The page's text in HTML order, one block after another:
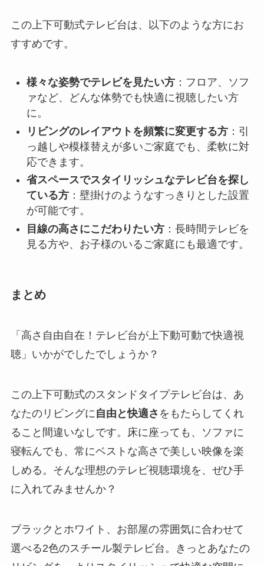
この上下可動式テレビ台は、以下のような方にお
すすめです。
様々な姿勢でテレビを見たい方：フロア、ソフ
ァなど、どんな体勢でも快適に視聴したい方
に。
リビングのレイアウトを頻繁に変更する方：引
っ越しや模様替えが多いご家庭でも、柔軟に対
応できます。
省スペースでスタイリッシュなテレビ台を探し
ている方：壁掛けのようなすっきりとした設置
が可能です。
目線の高さにこだわりたい方：長時間テレビを
見る方や、お子様のいるご家庭にも最適です。
まとめ
「高さ自由自在！テレビ台が上下動可動で快適視
聴」いかがでしたでしょうか？
この上下可動式のスタンドタイプテレビ台は、あ
なたのリビングに自由と快適さ をもたらしてくれ
ること間違いなしです。床に座っても、ソファに
寝転んでも、常にベストな高さで美しい映像を楽
しめる。そんな理想のテレビ視聴環境を、ぜひ手
に入れてみませんか？
ブラックとホワイト、お部屋の雰囲気に合わせて
選べる2色のスチール製テレビ台。きっとあなたの